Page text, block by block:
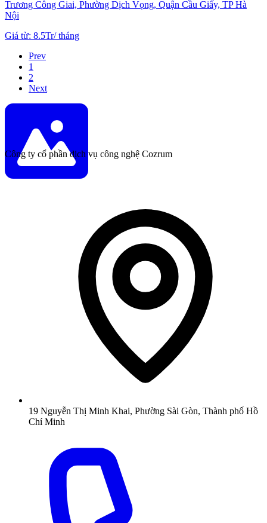
Trương Công Giai, Phường Dịch Vọng, Quận Cầu Giấy, TP Hà
Nội
Giá từ: 8.5Tr/tháng
Prev
1
2
Next
Công ty cổ phần dịch vụ công nghệ Cozrum
19 Nguyễn Thị Minh Khai, Phường Sài Gòn, Thành phố Hồ
Chí Minh